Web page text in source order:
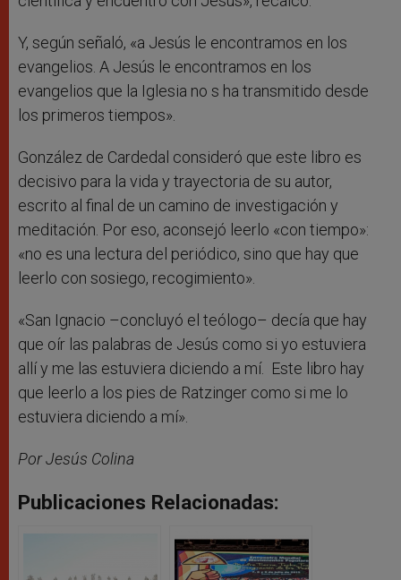
Y, según señaló, «a Jesús le encontramos en los
evangelios. A Jesús le encontramos en los
evangelios que la Iglesia no s ha transmitido desde
los primeros tiempos».
González de Cardedal consideró que este libro es
decisivo para la vida y trayectoria de su autor,
escrito al final de un camino de investigación y
meditación. Por eso, aconsejó leerlo «con tiempo»:
«no es una lectura del periódico, sino que hay que
leerlo con sosiego, recogimiento».
«San Ignacio –concluyó el teólogo– decía que hay
que oír las palabras de Jesús como si yo estuviera
allí y me las estuviera diciendo a mí. Este libro hay
que leerlo a los pies de Ratzinger como si me lo
estuviera diciendo a mí».
Por Jesús Colina
Publicaciones Relacionadas: